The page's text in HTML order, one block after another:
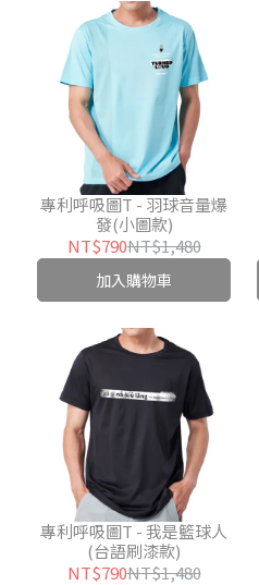
專利呼吸圖T - 羽球音量爆
發(小圖款)
NT$790NT$1,480
加入購物車
專利呼吸圖T - 我是籃球人
(台語刷漆款)
NT$790NT$1,480